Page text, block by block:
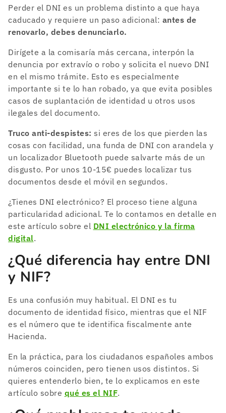
Perder el DNI es un problema distinto a que haya
caducado y requiere un paso adicional: antes de
renovarlo, debes denunciarlo.
Dirígete a la comisaría más cercana, interpón la
denuncia por extravío o robo y solicita el nuevo DNI
en el mismo trámite. Esto es especialmente
importante si te lo han robado, ya que evita posibles
casos de suplantación de identidad u otros usos
ilegales del documento.
Truco anti-despistes: si eres de los que pierden las
cosas con facilidad, una funda de DNI con arandela y
un localizador Bluetooth puede salvarte más de un
disgusto. Por unos 10-15€ puedes localizar tus
documentos desde el móvil en segundos.
¿Tienes DNI electrónico? El proceso tiene alguna
particularidad adicional. Te lo contamos en detalle en
este artículo sobre el DNI electrónico y la firma
digital.
¿Qué diferencia hay entre DNI
y NIF?
Es una confusión muy habitual. El DNI es tu
documento de identidad físico, mientras que el NIF
es el número que te identifica fiscalmente ante
Hacienda.
En la práctica, para los ciudadanos españoles ambos
números coinciden, pero tienen usos distintos. Si
quieres entenderlo bien, te lo explicamos en este
artículo sobre qué es el NIF.